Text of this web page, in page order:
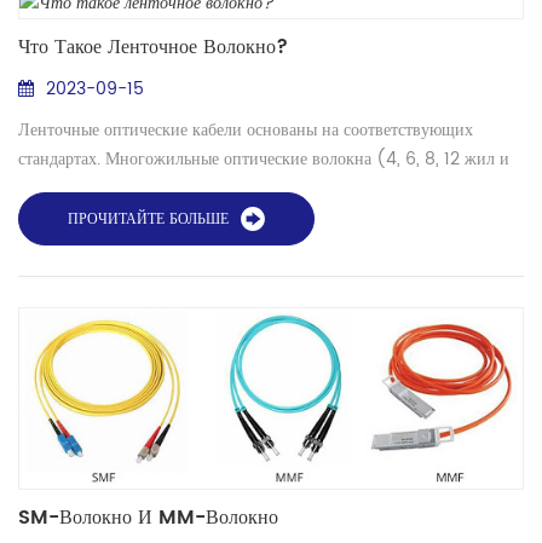
Что Такое Ленточное Волокно?
2023-09-15
Ленточные оптические кабели основаны на соответствующих
стандартах. Многожильные оптические волокна (4, 6, 8, 12 жил и
т. д.) склеиваются специальными материалами в группу (также
называемую лентой). Несколько групп (лент) образуют оптический
кабель. Такие оптические кабели называются ленточными кабелями.
Наиболее часто используемые ленточные кабели — это 6-жильные
ПРОЧИТАЙТЕ БОЛЬШЕ
SM-Волокно И MM-Волокно